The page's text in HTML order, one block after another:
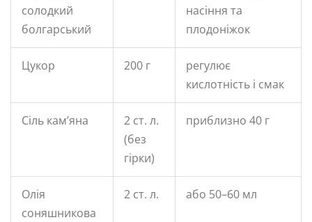
солодкий
болгарський
насіння та
плодоніжок
Цукор 200 г
регулює
кислотність і смак
Сіль кам’яна
2 ст. л.
(без
гірки)
приблизно 40 г
Олія
соняшникова
2 ст. л. або 50–60 мл